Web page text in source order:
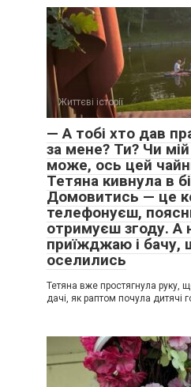
Життєві історії
— А тобі хто дав
за мене? Ти? Чи
може, ось цей
Тетяна кивнула в
Домовитись — це
телефонуєш,
отримуєш згоду. А
приїжджаю і бачу,
оселились
Тетяна вже простягнула руку,
дачі, як раптом почула дитячі